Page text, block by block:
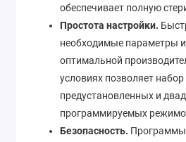
обеспечивает полную
Простота настройки.
необходимые параметры
оптимальной
условиях позволяет
предустановленных и
программируемых
Безопасность. Программы